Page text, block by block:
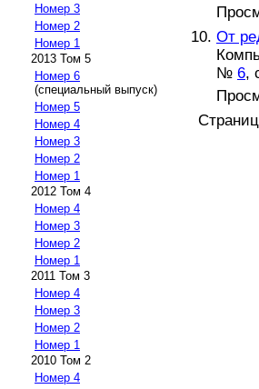
Номер 3
Номер 2
Номер 1
2013 Том 5
Номер 6
(специальный выпуск)
Номер 5
Номер 4
Номер 3
Номер 2
Номер 1
2012 Том 4
Номер 4
Номер 3
Номер 2
Номер 1
2011 Том 3
Номер 4
Номер 3
Номер 2
Номер 1
2010 Том 2
Номер 4
От
№ 6,